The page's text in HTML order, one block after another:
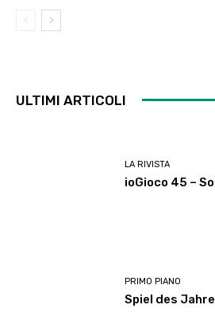
ULTIMI ARTICOLI
LA RIVISTA
ioGioco 45 –
PRIMO PIANO
Spiel des